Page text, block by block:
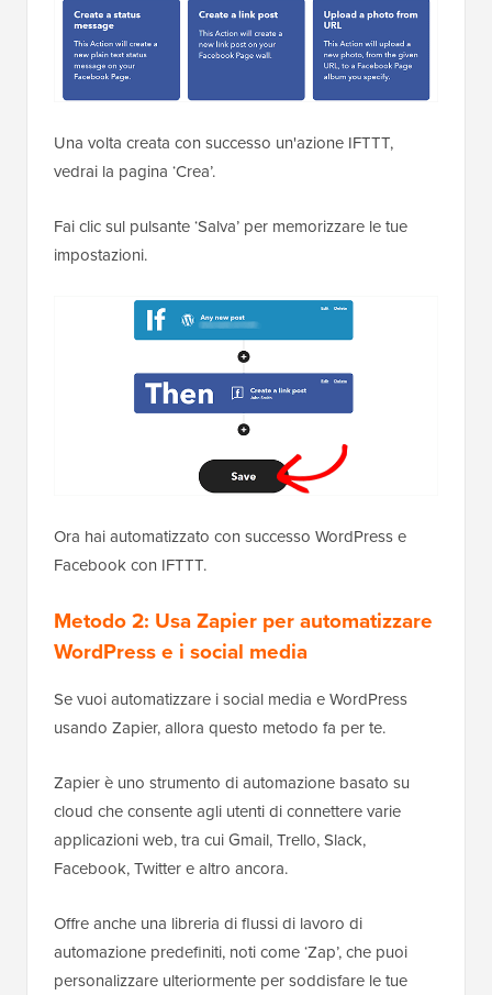
Una volta creata con successo un'azione IFTTT,
vedrai la pagina ‘Crea’.
Fai clic sul pulsante ‘Salva’ per memorizzare le tue
impostazioni.
Ora hai automatizzato con successo WordPress e
Facebook con IFTTT.
Metodo 2: Usa Zapier per automatizzare
WordPress e i social media
Se vuoi automatizzare i social media e WordPress
usando Zapier, allora questo metodo fa per te.
Zapier è uno strumento di automazione basato su
cloud che consente agli utenti di connettere varie
applicazioni web, tra cui Gmail, Trello, Slack,
Facebook, Twitter e altro ancora.
Offre anche una libreria di flussi di lavoro di
automazione predefiniti, noti come ‘Zap’, che puoi
personalizzare ulteriormente per soddisfare le tue